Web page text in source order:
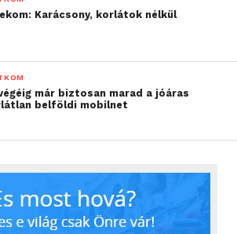
Initiative Protocol for Metadata
protokollon alapul.
kialakításakor szorosan
az ő
is beépítésre kerültek
Karácsony, korlátok nélkül
már biztosan marad a jóáras
belföldi mobilnet